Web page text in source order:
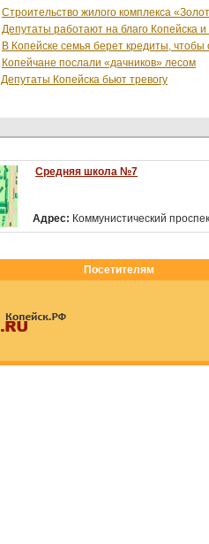
Строительство жилого комплекса
Депутаты работают на благо Копейска и
В Копейске семья берет кредиты, чтобы
Копейчане послали «дачников» лесом
Депутаты Копейска бьют тревогу
Средняя школа №7
Адрес: Коммунистический
Посетителям